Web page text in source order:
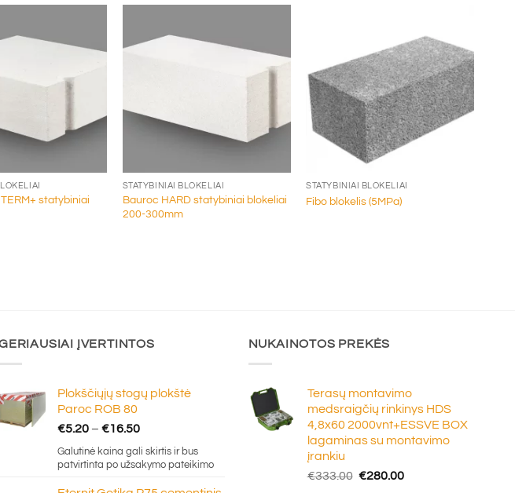
statybiniai
STATYBINIAI BLOKELIAI
Bauroc HARD statybiniai blokeliai
200-300mm
STATYBINIAI BLOKELIAI
Fibo blokelis (5MPa)
ĮVERTINTOS
Plokščiųjų stogų plokštė
Paroc ROB 80
€5.20 – €16.50Price
range:
€5.20
Galutinė kaina gali skirtis ir bus
patvirtinta po užsakymo pateikimo
NUKAINOTOS PREKĖS
Terasų montavimo
medsraigčių rinkinys HDS
4,8x60 2000vnt+ESSVE BOX
lagaminas su montavimo
įrankiu
€333.00 Original
€280.00Current